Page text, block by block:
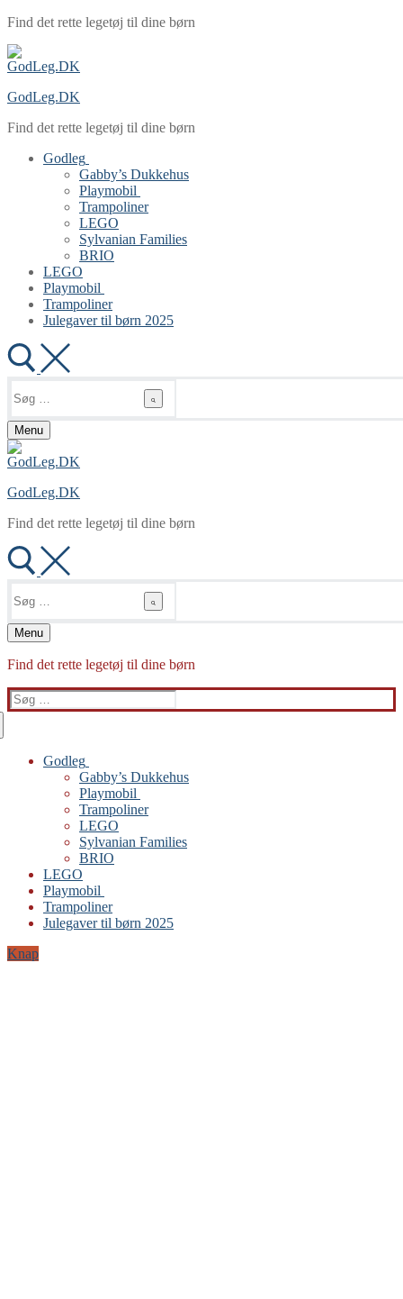
Spring
indhold
Menu
Luk
Find det rette legetøj til dine børn
GodLeg.DK
Find det rette legetøj til dine børn
Godleg
Gabby’s Dukkehus
Playmobil
Trampoliner
LEGO
Sylvanian Families
BRIO
LEGO
Playmobil
Trampoliner
Julegaver til børn 2025
efter:
Menu
GodLeg.DK
Find det rette legetøj til dine børn
efter:
Menu
Find det rette legetøj til dine børn
Søg
efter:
Godleg
Gabby’s Dukkehus
Playmobil
Trampoliner
LEGO
Sylvanian Families
BRIO
LEGO
Playmobil
Trampoliner
Julegaver til børn 2025
Knap